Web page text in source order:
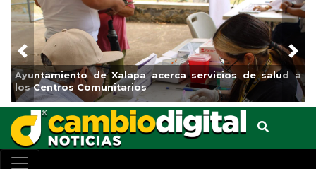
acerca servicios de salud a
Municipio arrancará primera
el boulevard 5 de febrero
Previous